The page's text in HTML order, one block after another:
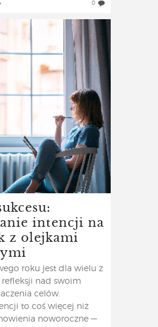
0
intencji na
z olejkami
roku jest dla wielu z
refleksji nad swoim
celów.
to coś więcej niż
noworoczne —